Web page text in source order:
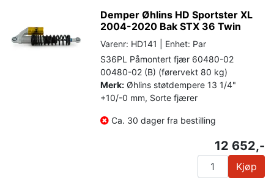
Demper Øhlins HD Sportster XL
2004-2020 Bak STX 36 Twin
Varenr: HD141 | Enhet: Par
S36PL Påmontert fjær 60480-02
00480-02 (B) (førervekt 80 kg)
Merk: Øhlins støtdempere 13 1/4"
+10/-0 mm, Sorte fjærer
Ca. 30 dager fra bestilling
12 652,-
Kjøp